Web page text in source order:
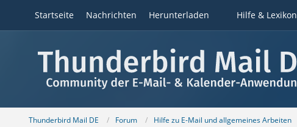
Startseite Nachrichten Herunterladen Hilfe & Lexikon
Thunderbird Mail DE Forum Hilfe zu E-Mail und allgemeines Arbeiten